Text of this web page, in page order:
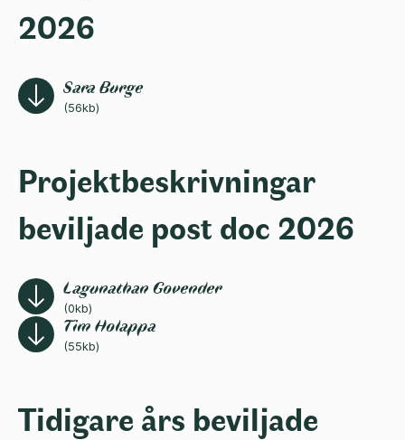
2026
Sara Burge
(56kb)
Projektbeskrivningar
beviljade post doc 2026
Lagunathan Govender
(0kb)
Tim Holappa
(55kb)
Tidigare års beviljade